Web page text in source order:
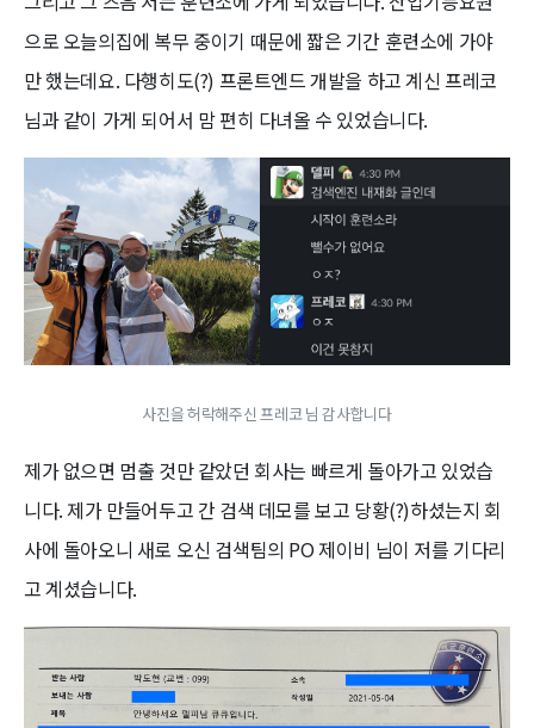
으로 오늘의집에 복무 중이기 때문에 짧은 기간 훈련소에 가야
만 했는데요. 다행히도(?) 프론트엔드 개발을 하고 계신 프레코
님과 같이 가게 되어서 맘 편히 다녀올 수 있었습니다.
사진을 허락해주신 프레코 님 감사합니다
제가 없으면 멈출 것만 같았던 회사는 빠르게 돌아가고 있었습
니다. 제가 만들어두고 간 검색 데모를 보고 당황(?)하셨는지 회
사에 돌아오니 새로 오신 검색팀의 PO 제이비 님이 저를 기다리
고 계셨습니다.